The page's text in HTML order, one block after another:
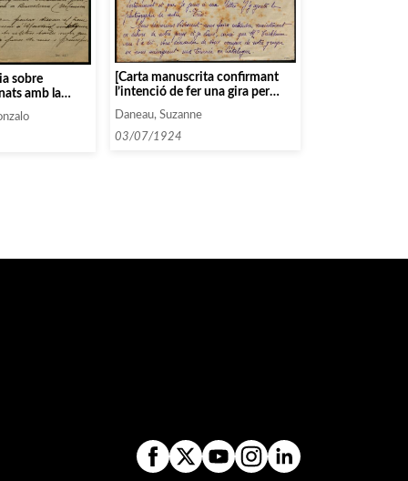
sobre
amb la
concerts
[Carta manuscrita confirmant
l’intenció de fer una gira per
Daneau, Suzanne
03/07/1924